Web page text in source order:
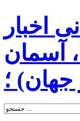
اخبار
آسمان
؛